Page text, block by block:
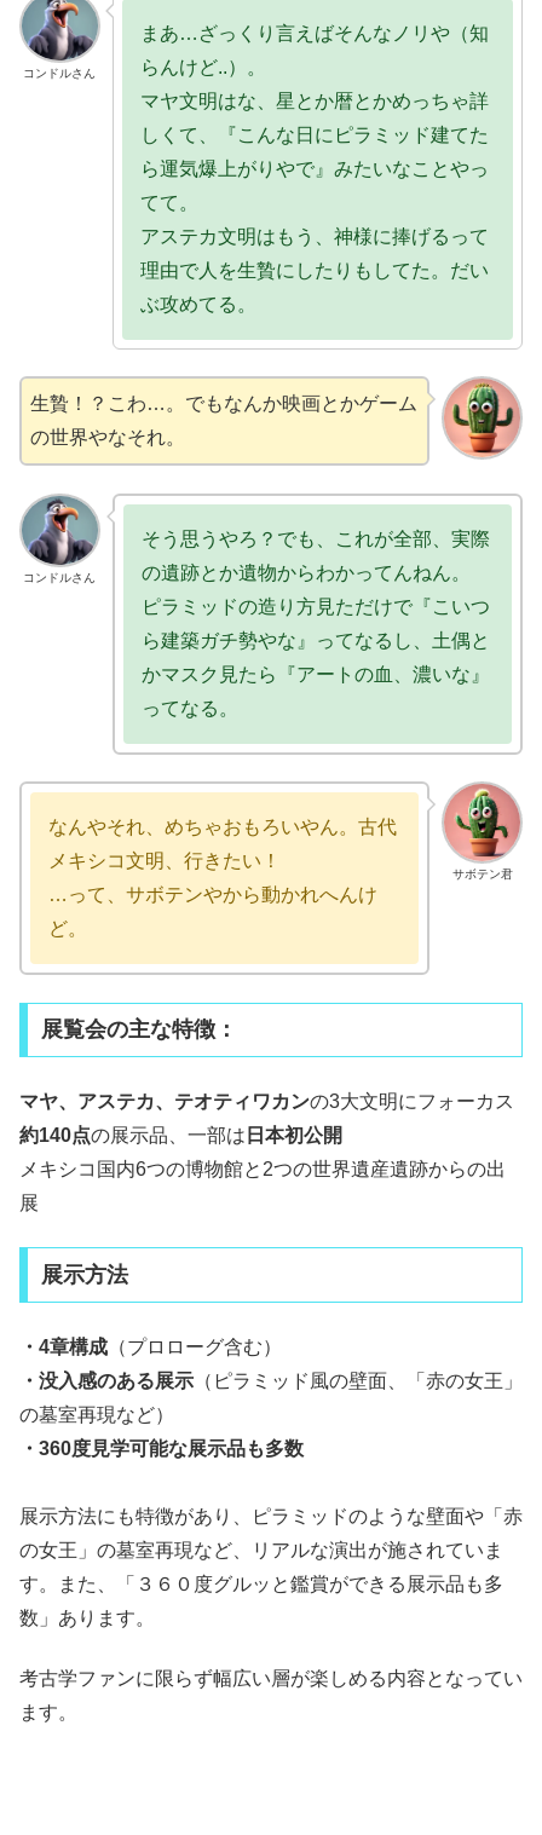
コンドルさん
まあ…ざっくり言えばそんなノリや（知
らんけど..）。
マヤ文明はな、星とか暦とかめっちゃ詳
しくて、『こんな日にピラミッド建てた
ら運気爆上がりやで』みたいなことやっ
てて。
アステカ文明はもう、神様に捧げるって
理由で人を生贄にしたりもしてた。だい
ぶ攻めてる。
生贄！？こわ…。でもなんか映画とかゲーム
の世界やなそれ。
コンドルさん
そう思うやろ？でも、これが全部、実際
の遺跡とか遺物からわかってんねん。
ピラミッドの造り方見ただけで『こいつ
ら建築ガチ勢やな』ってなるし、土偶と
かマスク見たら『アートの血、濃いな』
ってなる。
サボテン君
なんやそれ、めちゃおもろいやん。古代
メキシコ文明、行きたい！
…って、サボテンやから動かれへんけ
ど。
展覧会の主な特徴：
マヤ、アステカ、テオティワカンの3大文明にフォーカス
約140点の展示品、一部は 日本初公開
メキシコ国内6つの博物館と2つの世界遺産遺跡からの出
展
展示方法
・4章構成 （プロローグ含む）
・没入感のある展示 （ピラミッド風の壁面、「赤の女王」
の墓室再現など）
・360度見学可能な展示品も多数
展示方法にも特徴があり、ピラミッドのような壁面や「赤
の女王」の墓室再現など、リアルな演出が施されていま
す。また、「３６０度グルッと鑑賞ができる展示品も多
数」あります。
考古学ファンに限らず幅広い層が楽しめる内容となってい
ます。